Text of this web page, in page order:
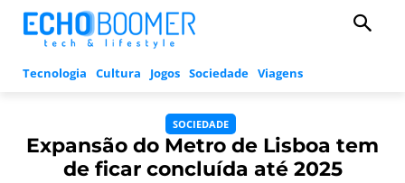
Tecnologia Cultura Jogos Sociedade Viagens
SOCIEDADE
Expansão do Metro de Lisboa tem
de ficar concluída até 2025